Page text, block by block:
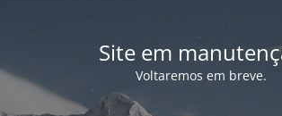
Site em
Voltaremos em breve.